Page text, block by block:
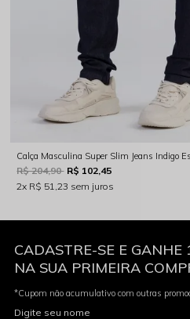
R$ 204,90 R$ 102,45
2x R$ 51,23 sem juros
CADASTRE-SE E GANHE
NA SUA PRIMEIRA
*Cupom não acumulativo com outras
Digite seu nome